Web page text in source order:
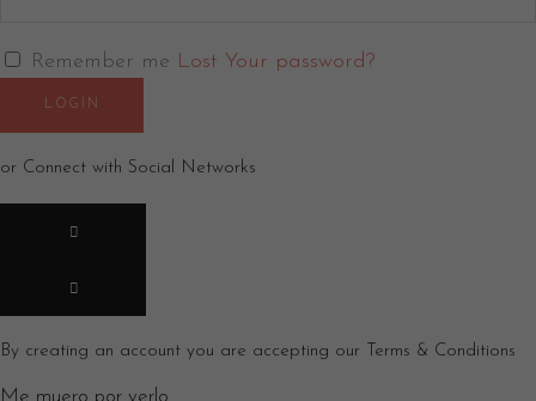
Remember me Lost Your password?
LOGIN
or Connect with Social Networks
By creating an account you are accepting our Terms & Conditions
Me muero por verlo